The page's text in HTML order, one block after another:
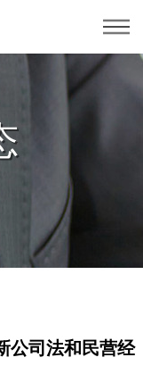
公司法和民营经